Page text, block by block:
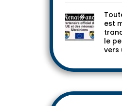
est
le
vers